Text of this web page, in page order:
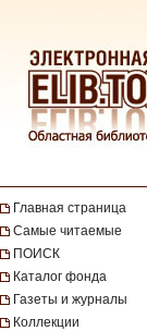
Главная страница
Самые читаемые
ПОИСК
Каталог фонда
Газеты и журналы
Коллекции